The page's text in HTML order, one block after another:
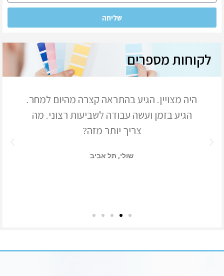
שליחה
לקוחות מספרים
השירות היה מצויין! היה מקצועי ונחמד והייתי
מאוד מרוצה מהמקצועיות והמהירות של
הצביעה.
שני, תל אביב